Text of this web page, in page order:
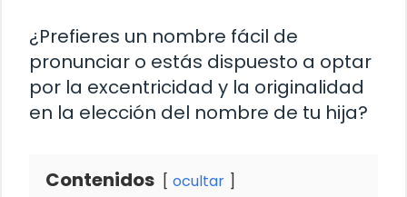
¿Prefieres un nombre fácil de
pronunciar o estás dispuesto a optar
por la excentricidad y la originalidad
en la elección del nombre de tu hija?
Contenidos ocultar